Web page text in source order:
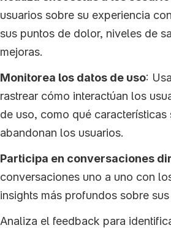
usuarios sobre su experiencia
sus puntos de dolor, niveles de
mejoras.
Monitorea los datos de uso:
rastrear cómo interactúan los
de uso, como qué
abandonan los usuarios.
Participa en conversaciones
conversaciones uno a uno con
insights más profundos sobre
Analiza el feedback para